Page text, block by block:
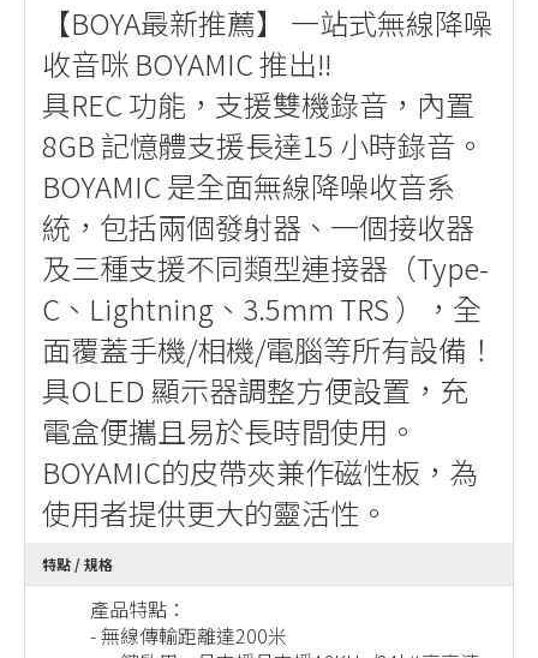
【BOYA最新推薦】 一站式無線降噪
收音咪 BOYAMIC 推出!!
具REC 功能，支援雙機錄音，內置
8GB 記憶體支援長達15 小時錄音。
BOYAMIC 是全面無線降噪收音系
統，包括兩個發射器、一個接收器
及三種支援不同類型連接器（Type-
C、Lightning、3.5mm TRS ），全
面覆蓋手機/相機/電腦等所有設備！
具OLED 顯示器調整方便設置，充
電盒便攜且易於長時間使用。
BOYAMIC的皮帶夾兼作磁性板，為
使用者提供更大的靈活性。
特點 / 規格
產品特點：
- 無線傳輸距離達200米